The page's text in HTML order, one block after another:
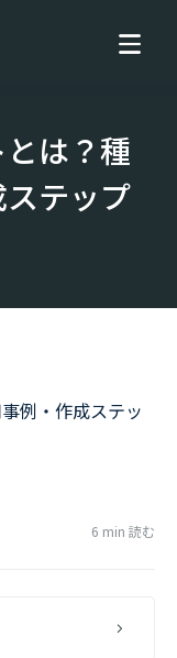
は？種
テップ
例・作成ステッ
6 min 読む